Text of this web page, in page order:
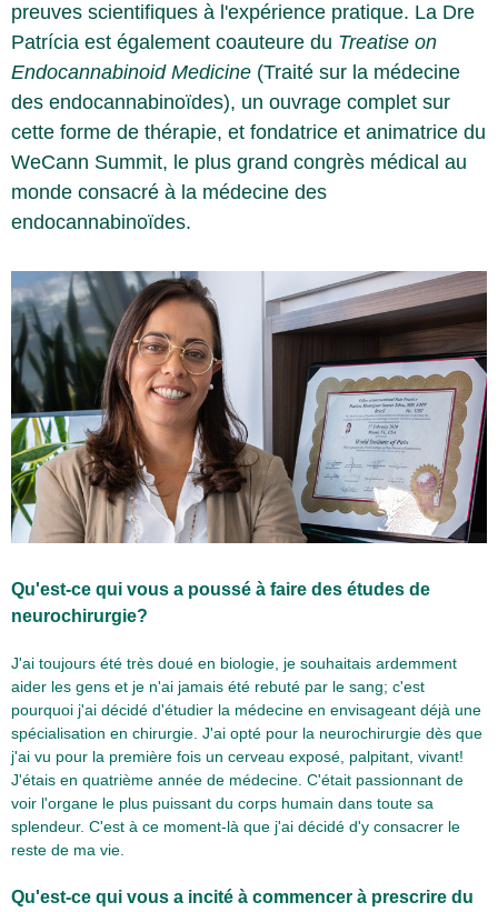
preuves scientifiques à l'expérience pratique. La Dre
Patrícia est également coauteure du Treatise on
Endocannabinoid Medicine (Traité sur la médecine
des endocannabinoïdes), un ouvrage complet sur
cette forme de thérapie, et fondatrice et animatrice du
WeCann Summit, le plus grand congrès médical au
monde consacré à la médecine des
endocannabinoïdes.
Qu'est-ce qui vous a poussé à faire des études de
neurochirurgie?
J'ai toujours été très doué en biologie, je souhaitais ardemment
aider les gens et je n'ai jamais été rebuté par le sang; c'est
pourquoi j'ai décidé d'étudier la médecine en envisageant déjà une
spécialisation en chirurgie. J'ai opté pour la neurochirurgie dès que
j'ai vu pour la première fois un cerveau exposé, palpitant, vivant!
J'étais en quatrième année de médecine. C'était passionnant de
voir l'organe le plus puissant du corps humain dans toute sa
splendeur. C'est à ce moment-là que j'ai décidé d'y consacrer le
reste de ma vie.
Qu'est-ce qui vous a incité à commencer à prescrire du